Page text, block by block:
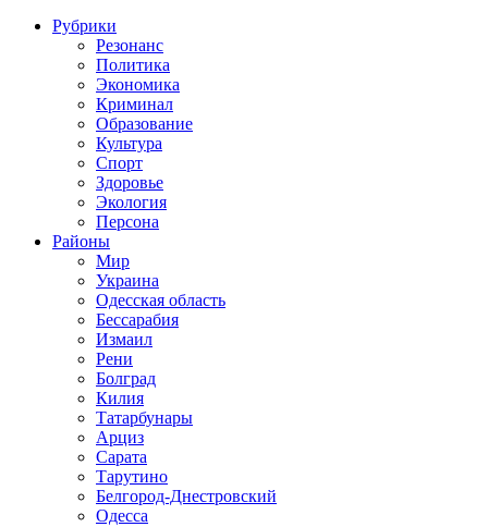
Рубрики
Резонанс
Политика
Экономика
Криминал
Образование
Культура
Спорт
Здоровье
Экология
Персона
Районы
Мир
Украина
Одесская область
Бессарабия
Измаил
Рени
Болград
Килия
Татарбунары
Арциз
Сарата
Тарутино
Белгород-Днестровский
Одесса